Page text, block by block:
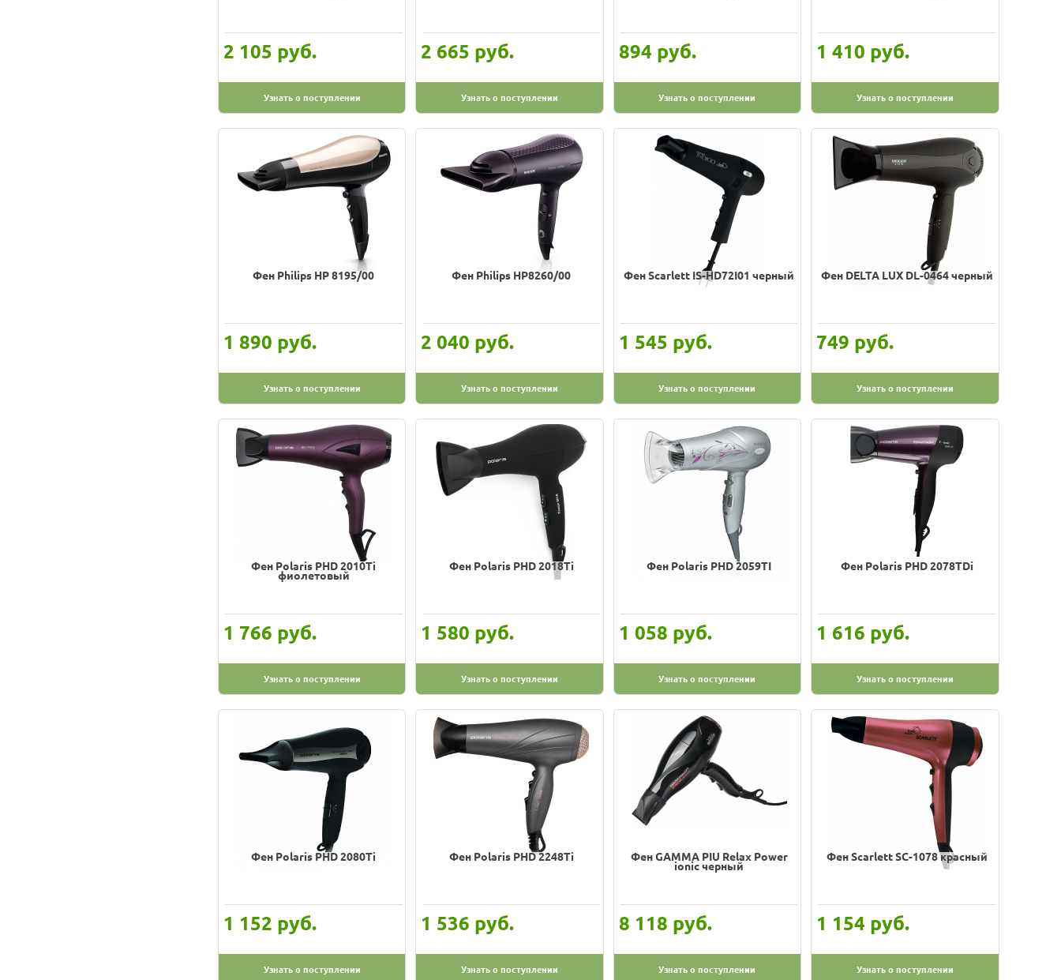
2 105 руб.
Узнать о поступлении
2 665 руб.
Узнать о поступлении
894 руб.
Узнать о поступлении
1 410 руб.
Узнать о поступлении
Фен Philips HP 8195/00
1 890 руб.
Узнать о поступлении
Фен Philips HP8260/00
2 040 руб.
Узнать о поступлении
Фен Scarlett IS-HD72I01 черный
1 545 руб.
Узнать о поступлении
Фен DELTA LUX DL-0464 черный
749 руб.
Узнать о поступлении
Фен Polaris PHD 2010Ti
фиолетовый
1 766 руб.
Узнать о поступлении
Фен Polaris PHD 2018Ti
1 580 руб.
Узнать о поступлении
Фен Polaris PHD 2059TI
1 058 руб.
Узнать о поступлении
Фен Polaris PHD 2078TDi
1 616 руб.
Узнать о поступлении
Фен Polaris PHD 2080Ti
1 152 руб.
Узнать о поступлении
Фен Polaris PHD 2248Ti
1 536 руб.
Узнать о поступлении
Фен GAMMA PIU Relax Power
ionic черный
8 118 руб.
Узнать о поступлении
Фен Scarlett SC-1078 красный
1 154 руб.
Узнать о поступлении